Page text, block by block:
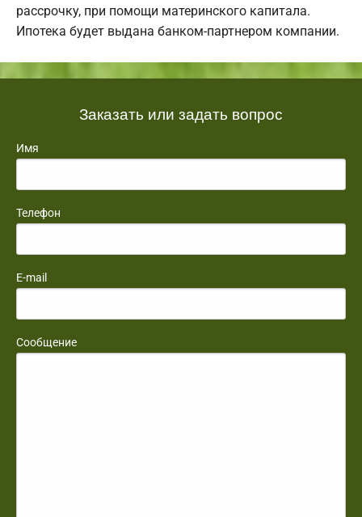
рассрочку, при помощи материнского капитала.
Ипотека будет выдана банком-партнером компании.
Заказать или задать вопрос
Имя
Телефон
E-mail
Сообщение